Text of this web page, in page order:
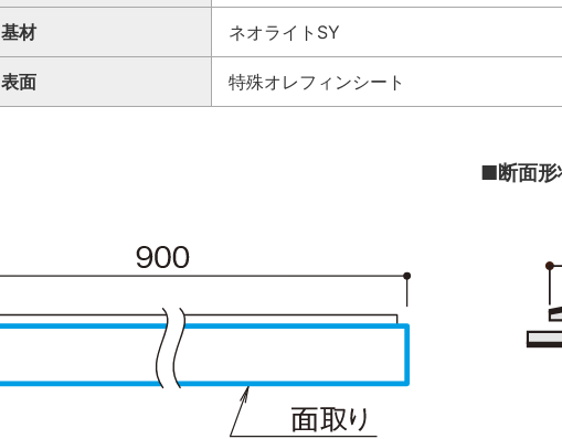
基材 ネオライトSY
表面 特殊オレフィンシート
■断面形